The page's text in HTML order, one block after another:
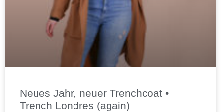
Neues Jahr, neuer Trenchcoat •
Trench Londres (again)